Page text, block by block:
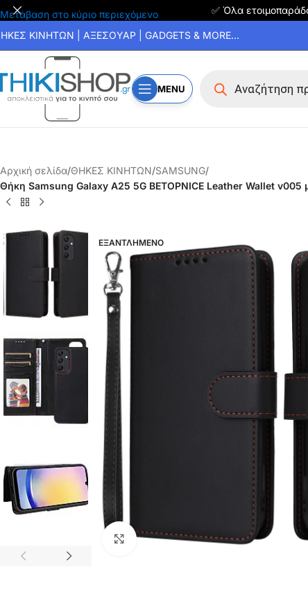
Μετάβαση στο κύριο περιεχόμενο ✅ Όλα
ΚΙΝΗΤΩΝ | ΑΞΕΣΟΥΑΡ | GADGETS & MORE...
MENU
Αρχική σελίδα/ΘΗΚΕΣ ΚΙΝΗΤΩΝ/SAMSUNG/
Θήκη Samsung Galaxy A25 5G BETOPNICE Leather Wallet
ΕΞΑΝΤΛΗΜΕΝΟ
Click to enlarge